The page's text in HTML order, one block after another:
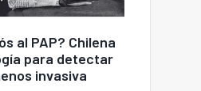
al PAP? Chilena
para detectar
invasiva